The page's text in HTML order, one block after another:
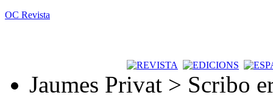
OC Revista
Jaumes Privat > Scribo